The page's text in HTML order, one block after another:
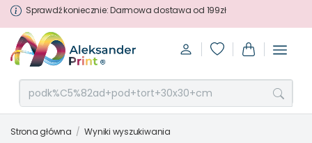
Sprawdź koniecznie: Darmowa dostawa od 199zł
Strona główna Wyniki wyszukiwania